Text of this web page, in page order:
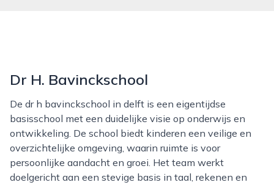
Dr H. Bavinckschool
De dr h bavinckschool in delft is een eigentijdse
basisschool met een duidelijke visie op onderwijs en
ontwikkeling. De school biedt kinderen een veilige en
overzichtelijke omgeving, waarin ruimte is voor
persoonlijke aandacht en groei. Het team werkt
doelgericht aan een stevige basis in taal, rekenen en